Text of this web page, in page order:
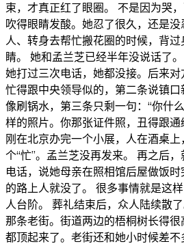
束，才真正红了眼圈。 不是因为哭
吹得眼睛发酸。她忍了很久，还是
人、转身去帮忙搬花圈的时候，背
睛。 她和孟兰芝已经半年没说话了
她打过三次电话，她都没接。后来
忙得跟中央领导似的，第二条说镇
像刷锅水，第三条只剩一句：“你什
样的照片。你那张证件照，丑得跟
刚在北京办完一个小展，人在酒桌
个“忙”。孟兰芝没再发来。 再之后
电话，说她母亲在照相馆后屋做饭
的路上人就没了。 很多事情就是这
人台阶。 葬礼结束后，众人陆续散
那条老街。街道两边的梧桐树长得
都顶起来了。老街还和她小时候差不